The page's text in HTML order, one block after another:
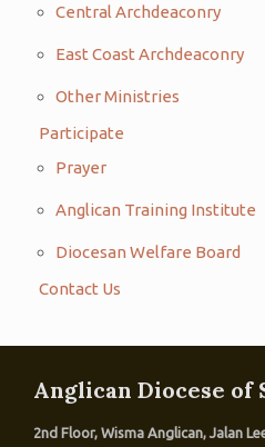
Central Archdeaconry
East Coast Archdeaconry
Other Ministries
Participate
Prayer
Anglican Training Institute
Diocesan Welfare Board
Contact Us
Anglican Diocese of
2nd Floor, Wisma Anglican, Jalan